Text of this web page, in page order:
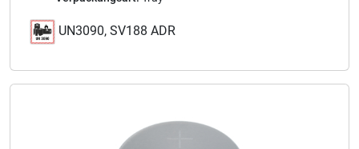
UN3090, SV188 ADR